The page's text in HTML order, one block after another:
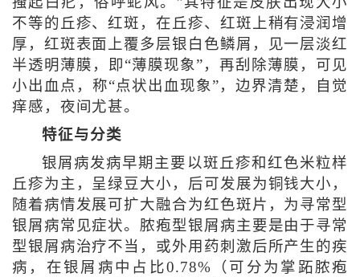
不等的丘疹、红斑，在丘疹、红斑上稍有浸润增
厚，红斑表面上覆多层银白色鳞屑，见一层淡红
半透明薄膜，即“薄膜现象”，再刮除薄膜，可见
小出血点，称“点状出血现象”，边界清楚，自觉
痒感，夜间尤甚。
特征与分类
银屑病发病早期主要以斑丘疹和红色米粒样
丘疹为主，呈绿豆大小，后可发展为铜钱大小，
随着病情发展可扩大融合为红色斑片，为寻常型
银屑病常见症状。脓疱型银屑病主要是由于寻常
型银屑病治疗不当，或外用药刺激后所产生的疾
病，在银屑病中占比0.78%（可分为掌跖脓疱